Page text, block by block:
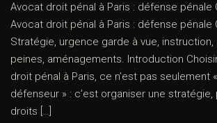
Avocat droit pénal à Paris : défense pénale
Avocat droit pénal à Paris : défense pénale
Stratégie, urgence garde à vue, instruction,
peines, aménagements. Introduction
droit pénal à Paris, ce n’est pas seulement
défenseur » : c’est organiser une
droits […]